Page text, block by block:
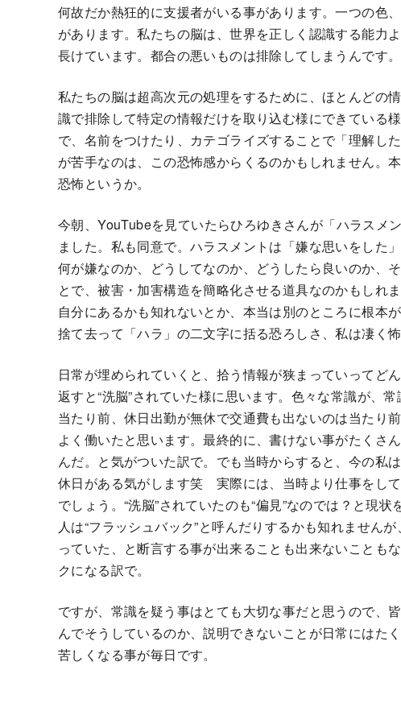
何故だか熱狂的に支援者がいる事があります。一つの色
があります。私たちの脳は、世界を正しく認識する能力
長けています。都合の悪いものは排除してしまうんです。
私たちの脳は超高次元の処理をするために、ほとんどの
識で排除して特定の情報だけを取り込む様にできている
で、名前をつけたり、カテゴライズすることで「理解し
が苦手なのは、この恐怖感からくるのかもしれません。
恐怖というか。
今朝、YouTubeを見ていたらひろゆきさんが「ハラスメ
ました。私も同意で。ハラスメントは「嫌な思いをした
何が嫌なのか、どうしてなのか、どうしたら良いのか、
とで、被害・加害構造を簡略化させる道具なのかもしれ
自分にあるかも知れないとか、本当は別のところに根本
捨て去って「ハラ」の二文字に括る恐ろしさ、私は凄く怖
日常が埋められていくと、拾う情報が狭まっていってど
返すと“洗脳”されていた様に思います。色々な常識が、
当たり前、休日出勤が無休で交通費も出ないのは当たり
よく働いたと思います。最終的に、書けない事がたくさ
んだ。と気がついた訳で。でも当時からすると、今の私
休日がある気がします笑 実際には、当時より仕事をし
でしょう。“洗脳”されていたのも“偏見”なのでは？と現
人は“フラッシュバック”と呼んだりするかも知れません
っていた、と断言する事が出来ることも出来ないことも
クになる訳で。
ですが、常識を疑う事はとても大切な事だと思うので、
んでそうしているのか、説明できないことが日常にはた
苦しくなる事が毎日です。